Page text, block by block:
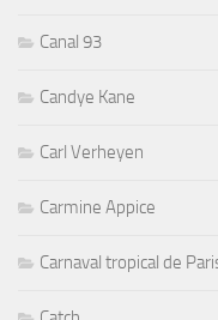
Canal 93
Candye Kane
Carl Verheyen
Carmine Appice
Carnaval tropical de